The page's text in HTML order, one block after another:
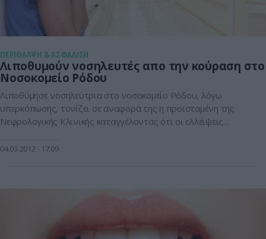
ΠΕΡΙΘΑΛΨΗ & ΑΣΦΑΛΙΣΗ
Λιποθυμούν νοσηλευτές απο την κούραση στο
Νοσοκομείο Ρόδου
Λιποθύμησε νοσηλεύτρια στο νοσοκομείο Ρόδου, λόγω
υπερκόπωσης, τονίζει σε αναφορά της η προϊσταμένη της
Νεφρολογικής Κλινικής καταγγέλοντας ότι οι ελλέιψεις
ασθενείς και το ίδιο το προσωπικό. Η αναφορά έρχεται να
04.03.2012 17:09